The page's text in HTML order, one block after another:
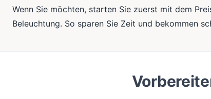
Wenn Sie möchten, starten Sie zuerst mit dem
Beleuchtung. So sparen Sie Zeit und bekommen